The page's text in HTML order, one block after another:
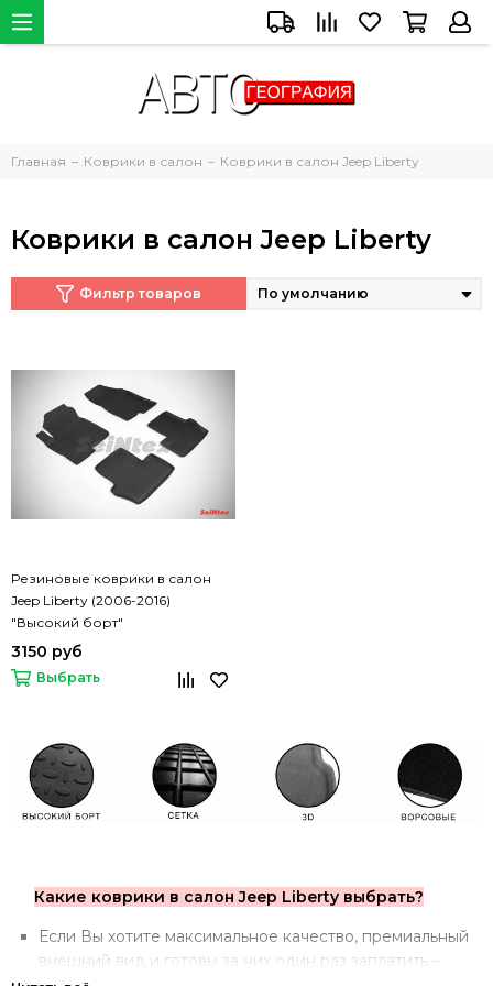
Главная Коврики в салон Коврики в салон Jeep Liberty
Коврики в салон Jeep Liberty
Фильтр товаров
Резиновые коврики в салон
Jeep Liberty (2006-2016)
"Высокий борт"
3150 руб
Выбрать
Какие коврики в салон Jeep Liberty выбрать?
Если Вы хотите максимальное качество, премиальный
внешний вид и готовы за них один раз заплатить –